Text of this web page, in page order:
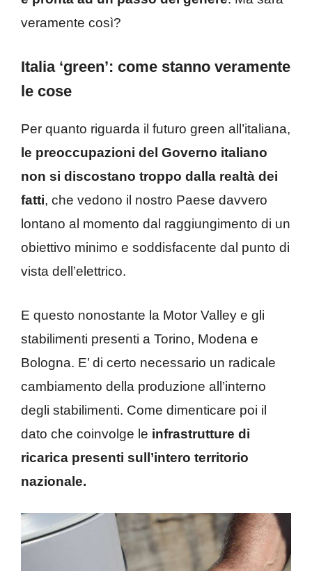
veramente così?
Italia ‘green’: come stanno veramente
le cose
Per quanto riguarda il futuro green all’italiana,
le preoccupazioni del Governo italiano
non si discostano troppo dalla realtà dei
fatti, che vedono il nostro Paese davvero
lontano al momento dal raggiungimento di un
obiettivo minimo e soddisfacente dal punto di
vista dell’elettrico.
E questo nonostante la Motor Valley e gli
stabilimenti presenti a Torino, Modena e
Bologna. E’ di certo necessario un radicale
cambiamento della produzione all’interno
degli stabilimenti. Come dimenticare poi il
dato che coinvolge le infrastrutture di
ricarica presenti sull’intero territorio
nazionale.